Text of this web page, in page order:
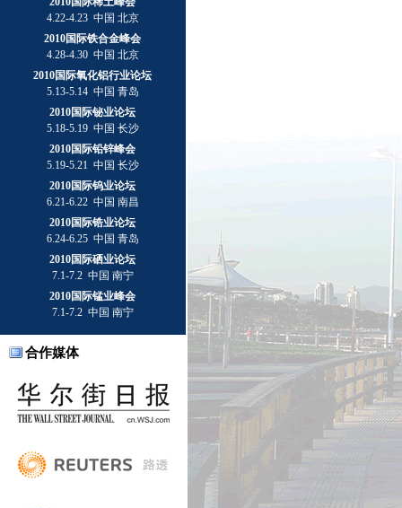
4.22-4.23 中国 北京
2010国际铁合金峰会
4.28-4.30 中国 北京
2010国际氧化铝行业论坛
5.13-5.14 中国 青岛
2010国际铋业论坛
5.18-5.19 中国 长沙
2010国际铅锌峰会
5.19-5.21 中国 长沙
2010国际钨业论坛
6.21-6.22 中国 南昌
2010国际锆业论坛
6.24-6.25 中国 青岛
2010国际硒业论坛
7.1-7.2 中国 南宁
2010国际锰业峰会
7.1-7.2 中国 南宁
合作媒体